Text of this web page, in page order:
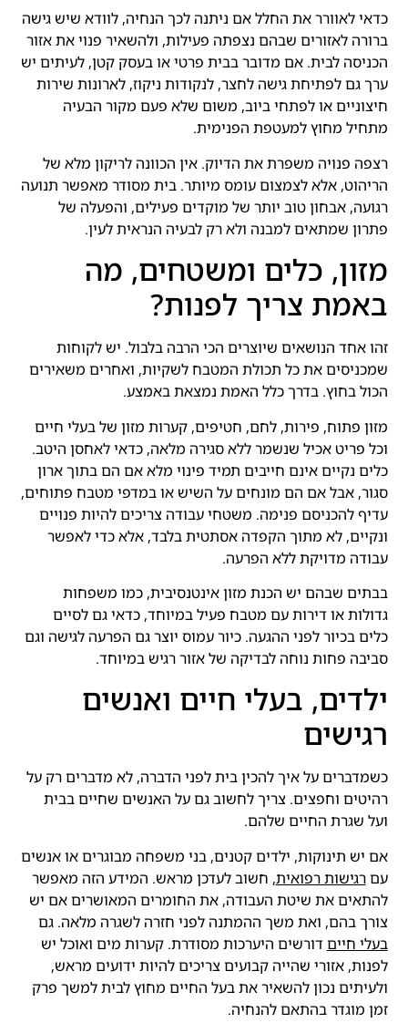
כדאי לאוורר את החלל אם ניתנה לכך הנחיה, לוודא שיש גישה
ברורה לאזורים שבהם נצפתה פעילות, ולהשאיר פנוי את אזור
הכניסה לבית. אם מדובר בבית פרטי או בעסק קטן, לעיתים יש
ערך גם לפתיחת גישה לחצר, לנקודות ניקוז, לארונות שירות
חיצוניים או לפתחי ביוב, משום שלא פעם מקור הבעיה
מתחיל מחוץ למעטפת הפנימית.
רצפה פנויה משפרת את הדיוק. אין הכוונה לריקון מלא של
הריהוט, אלא לצמצום עומס מיותר. בית מסודר מאפשר תנועה
רגועה, אבחון טוב יותר של מוקדים פעילים, והפעלה של
פתרון שמתאים למבנה ולא רק לבעיה הנראית לעין.
מזון, כלים ומשטחים, מה
באמת צריך לפנות?
זהו אחד הנושאים שיוצרים הכי הרבה בלבול. יש לקוחות
שמכניסים את כל תכולת המטבח לשקיות, ואחרים משאירים
הכול בחוץ. בדרך כלל האמת נמצאת באמצע.
מזון פתוח, פירות, לחם, חטיפים, קערות מזון של בעלי חיים
וכל פריט אכיל שנשמר ללא סגירה מלאה, כדאי לאחסן היטב.
כלים נקיים אינם חייבים תמיד פינוי מלא אם הם בתוך ארון
סגור, אבל אם הם מונחים על השיש או במדפי מטבח פתוחים,
עדיף להכניסם פנימה. משטחי עבודה צריכים להיות פנויים
ונקיים, לא מתוך הקפדה אסתטית בלבד, אלא כדי לאפשר
עבודה מדויקת ללא הפרעה.
בבתים שבהם יש הכנת מזון אינטנסיבית, כמו משפחות
גדולות או דירות עם מטבח פעיל במיוחד, כדאי גם לסיים
כלים בכיור לפני ההגעה. כיור עמוס יוצר גם הפרעה לגישה וגם
סביבה פחות נוחה לבדיקה של אזור רגיש במיוחד.
ילדים, בעלי חיים ואנשים
רגישים
כשמדברים על איך להכין בית לפני הדברה, לא מדברים רק על
רהיטים וחפצים. צריך לחשוב גם על האנשים שחיים בבית
ועל שגרת החיים שלהם.
אם יש תינוקות, ילדים קטנים, בני משפחה מבוגרים או אנשים
עםרגישות רפואית, חשוב לעדכן מראש. המידע הזה מאפשר
להתאים את שיטת העבודה, את החומרים המאושרים אם יש
צורך בהם, ואת משך ההמתנה לפני חזרה לשגרה מלאה. גם
בעלי חיים דורשים היערכות מסודרת. קערות מים ואוכל יש
לפנות, אזורי שהייה קבועים צריכים להיות ידועים מראש,
ולעיתים נכון להשאיר את בעל החיים מחוץ לבית למשך פרק
זמן מוגדר בהתאם להנחיה.